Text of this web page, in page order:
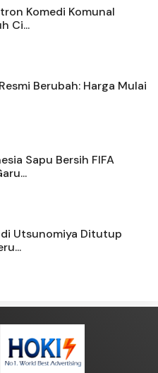
Komedi Komunal
Ci...
Berubah: Harga Mulai
Sapu Bersih FIFA
di Utsunomiya Ditutup